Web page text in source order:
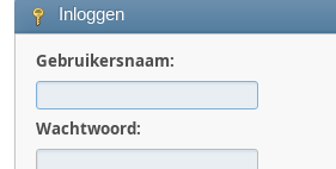
Inloggen
Gebruikersnaam:
Wachtwoord: